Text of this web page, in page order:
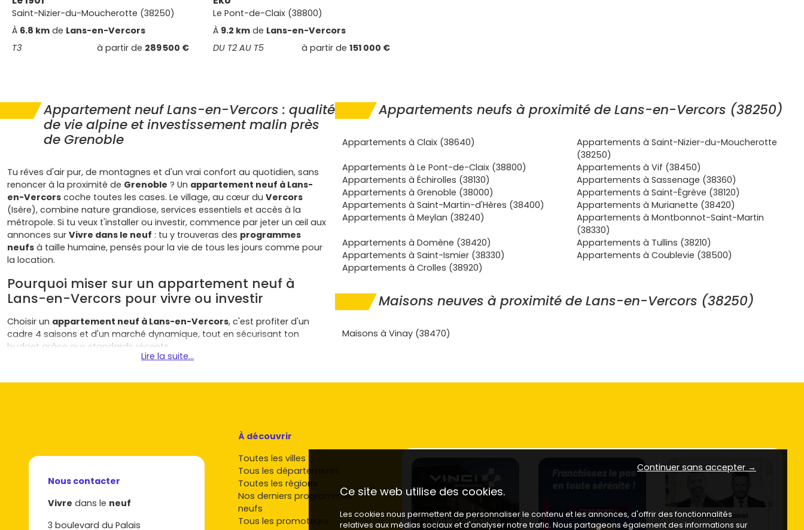
Saint-Nizier-du-Moucherotte (38250)
À 6.8 km de Lans-en-Vercors
T3
à partir de 289 500 €
Le Pont-de-Claix (38800)
À 9.2 km de Lans-en-Vercors
DU T2 AU T5
à partir de 151 000 €
Appartement neuf Lans-en-Vercors : qualité
de vie alpine et investissement malin près
de Grenoble
Tu rêves d'air pur, de montagnes et d'un vrai confort au quotidien, sans
renoncer à la proximité de Grenoble ? Un appartement neuf à Lans-
en-Vercors coche toutes les cases. Le village, au cœur du Vercors
(Isère), combine nature grandiose, services essentiels et accès à la
métropole. Si tu veux t'installer ou investir, commence par jeter un œil aux
annonces sur Vivre dans le neuf : tu y trouveras des programmes
neufs à taille humaine, pensés pour la vie de tous les jours comme pour
la location.
Pourquoi miser sur un appartement neuf à
Lans-en-Vercors pour vivre ou investir
Choisir un appartement neuf à Lans-en-Vercors, c'est profiter d'un
cadre 4 saisons et d'un marché dynamique, tout en sécurisant ton
budget grâce aux standards récents.
domaine desMontagnes de Lans, et un centre-village vivant. Idéal
bassin d'emploi grenoblois tout en vivant au vert.
petites résidences bien intégrées au paysage, avec desterrasses
Performances énergétiques
ouRE 2020, isolation
renforcée, moindre consommation. Tu gagnes en confort et tu
maîtrises tes charges.
Demande locative 4 saisons
: location à l'année (actifs, familles) et
Lire la suite...
Appartements neufs à proximité de Lans-en-Vercors (38250)
Appartements à Claix (38640)
Appartements à Saint-Nizier-du-Moucherotte
(38250)
Appartements à Le Pont-de-Claix (38800)
Appartements à Vif (38450)
Appartements à Échirolles (38130)
Appartements à Sassenage (38360)
Appartements à Grenoble (38000)
Appartements à Saint-Égrève (38120)
Appartements à Saint-Martin-d'Hères (38400)
Appartements à Murianette (38420)
Appartements à Meylan (38240)
Appartements à Montbonnot-Saint-Martin
(38330)
Appartements à Domène (38420)
Appartements à Tullins (38210)
Appartements à Saint-Ismier (38330)
Appartements à Coublevie (38500)
Appartements à Crolles (38920)
Maisons neuves à proximité de Lans-en-Vercors (38250)
Maisons à Vinay (38470)
Nous contacter
Vivre dans le neuf
3 boulevard du Palais
À découvrir
Toutes les villes
Tous les départements
Toutes les régions
Nos derniers programmes
neufs
Tous les promoteurs
Continuer sans accepter →
Ce site web utilise des cookies.
Les cookies nous permettent de personnaliser le contenu et les annonces, d'offrir des fonctionnalités
relatives aux médias sociaux et d'analyser notre trafic. Nous partageons également des informations sur